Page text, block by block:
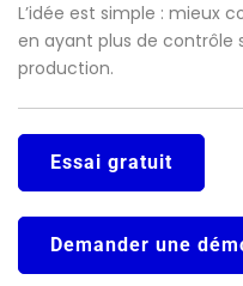
L’idée est simple : mieux
en ayant plus de contrôle
production.
Essai gratuit
Demander une